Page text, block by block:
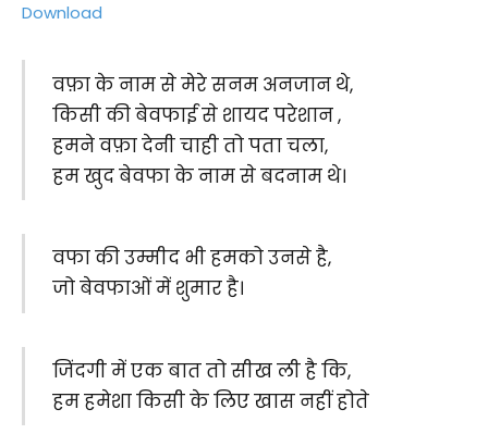
Download
वफ़ा के नाम से मेरे सनम अनजान थे,
किसी की बेवफाई से शायद परेशान ,
हमने वफ़ा देनी चाही तो पता चला,
हम खुद बेवफा के नाम से बदनाम थे।
वफा की उम्मीद भी हमको उनसे है,
जो बेवफाओं में शुमार है।
जिंदगी में एक बात तो सीख ली है कि,
हम हमेशा किसी के लिए खास नहीं होते